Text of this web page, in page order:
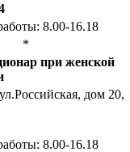
8.00-16.18
*
при женской
дом 20,
8.00-16.18